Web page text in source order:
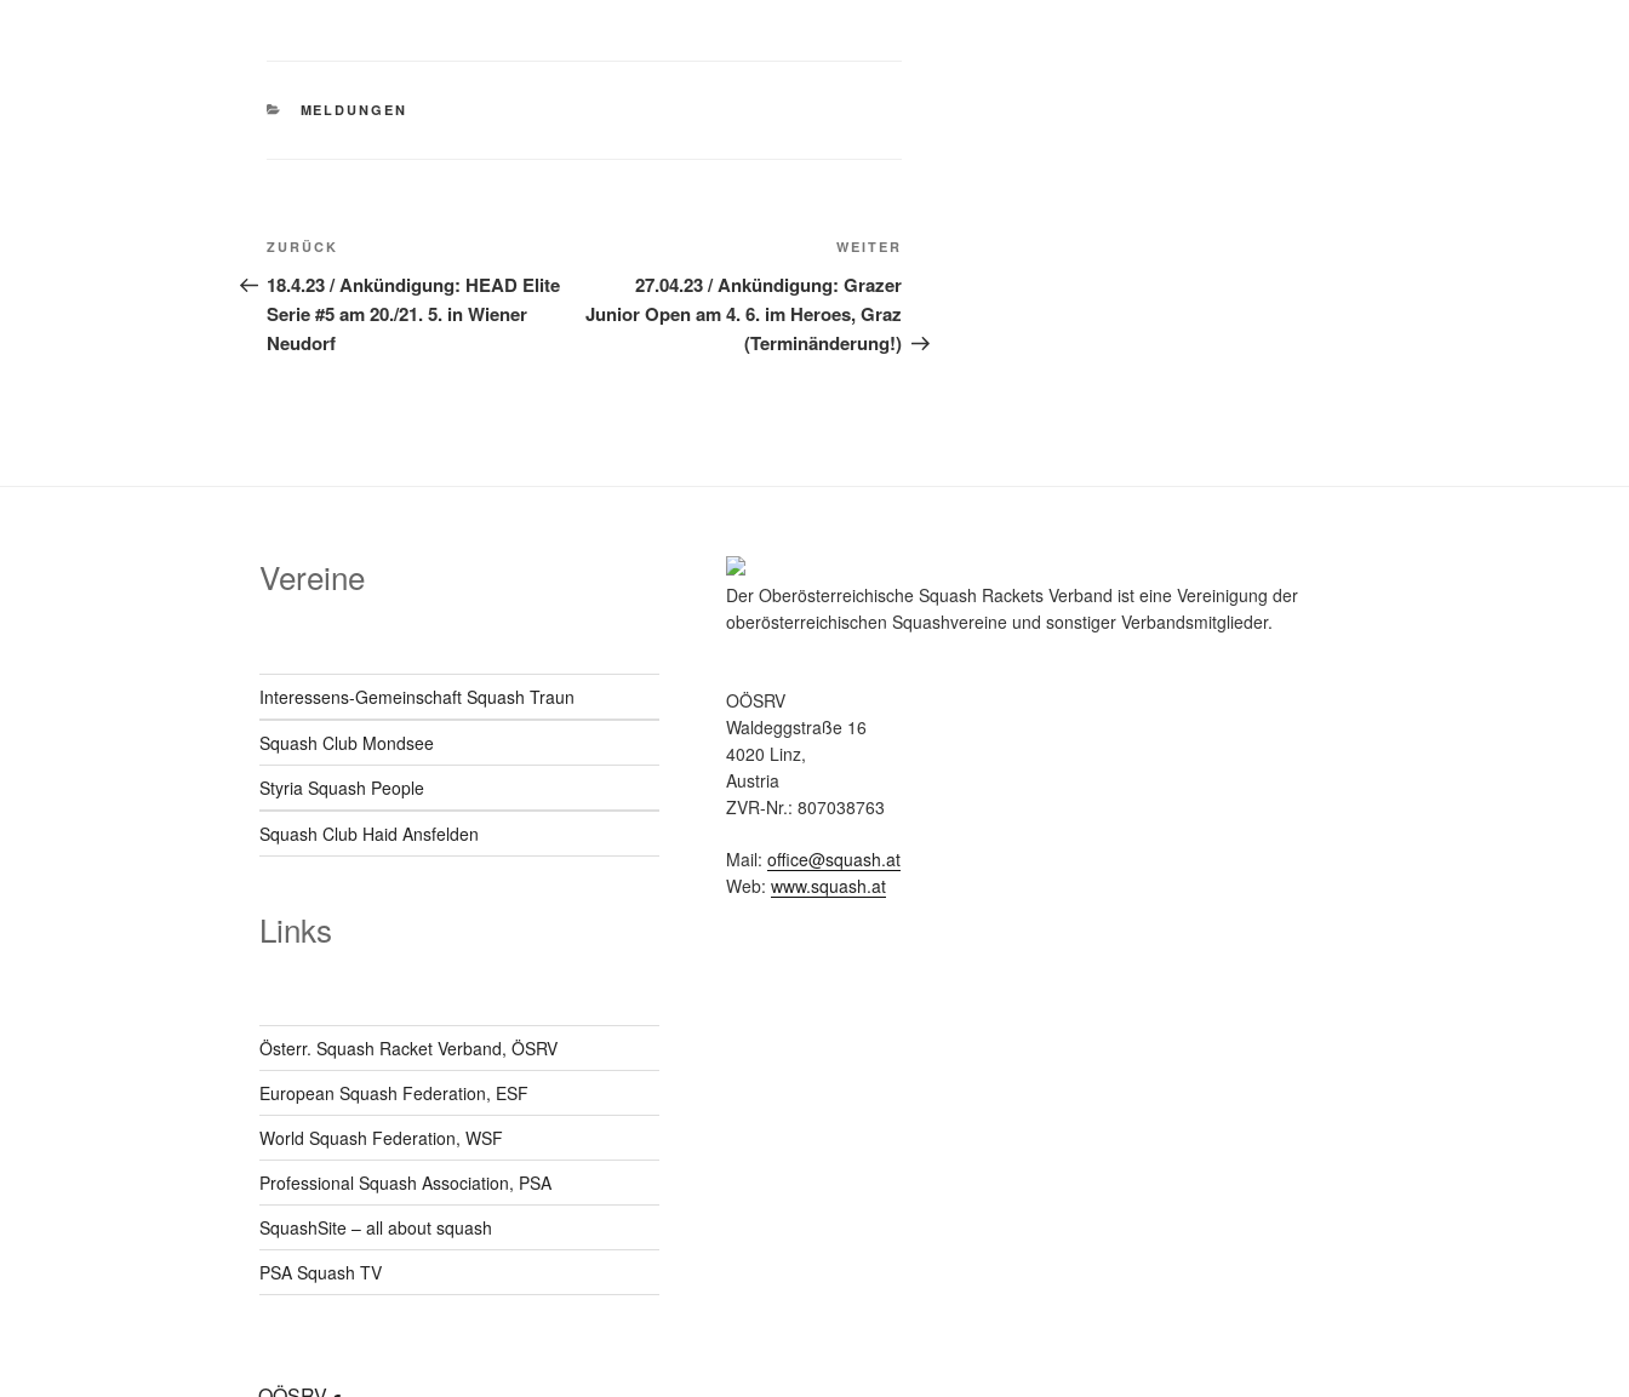
KATEGORIEN
MELDUNGEN
Beitragsnavigation
Vorheriger
Beitrag
ZURÜCK
18.4.23 / Ankündigung: HEAD Elite
Serie #5 am 20./21. 5. in Wiener
Neudorf
Beitrag
WEITER
27.04.23 / Ankündigung: Grazer
Junior Open am 4. 6. im Heroes, Graz
(Terminänderung!)
Vereine
Interessens-Gemeinschaft Squash Traun
Squash Club Mondsee
Styria Squash People
Squash Club Haid Ansfelden
Links
Österr. Squash Racket Verband, ÖSRV
European Squash Federation, ESF
World Squash Federation, WSF
Professional Squash Association, PSA
SquashSite – all about squash
PSA Squash TV
Der Oberösterreichische Squash Rackets Verband ist eine Vereinigung der
oberösterreichischen Squashvereine und sonstiger Verbandsmitglieder.
OÖSRV
Waldeggstraße 16
4020 Linz,
Austria
ZVR-Nr.: 807038763
Mail: office@squash.at
Web: www.squash.at